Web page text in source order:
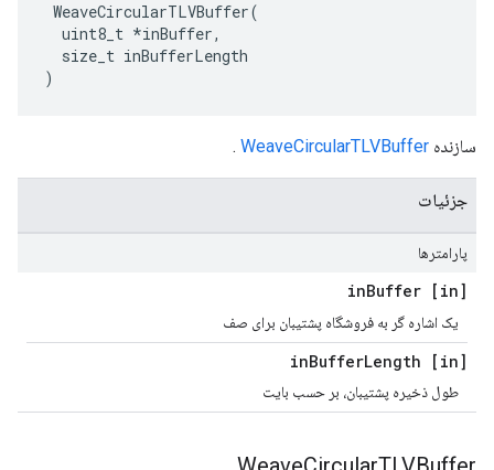
WeaveCircularTLVBuffer(
  uint8_t *inBuffer,
  size_t inBufferLength
)
سازنده WeaveCircularTLVBuffer
.
جزئیات
پارامترها
[in] in
Buffer
یک اشاره گر به فروشگاه پشتیبان برای صف
[in] in
BufferLength
طول ذخیره پشتیبان، بر حسب بایت